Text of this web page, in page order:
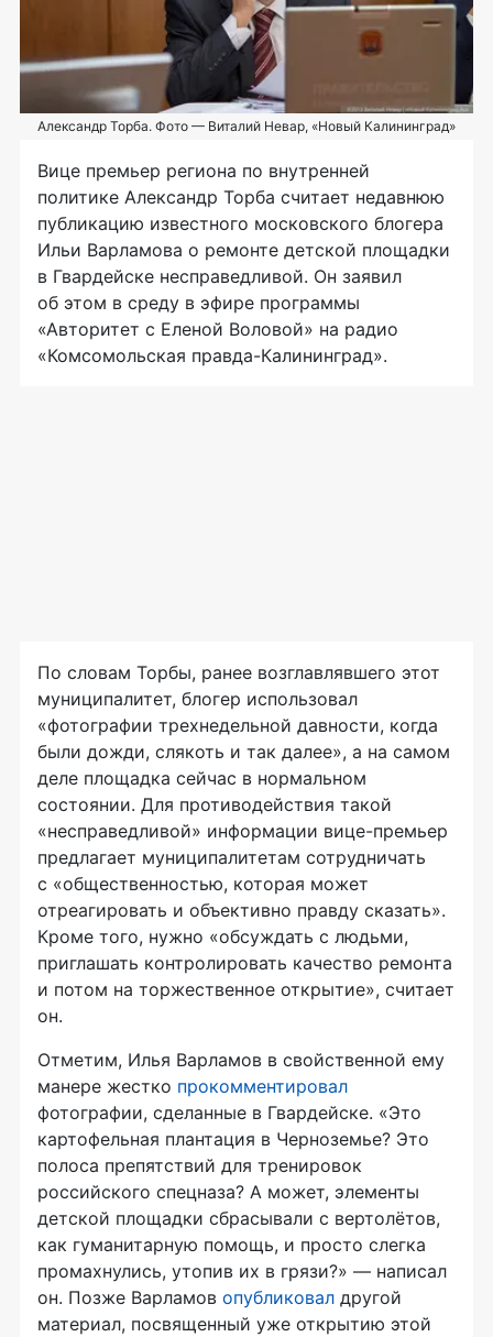
Александр Торба. Фото — Виталий Невар, «Новый Калининград»
Вице премьер региона по внутренней
политике Александр Торба считает недавнюю
публикацию известного московского блогера
Ильи Варламова о ремонте детской площадки
в Гвардейске несправедливой. Он заявил
об этом в среду в эфире программы
«Авторитет с Еленой Воловой» на радио
«Комсомольская правда-Калининград».
По словам Торбы, ранее возглавлявшего этот
муниципалитет, блогер использовал
«фотографии трехнедельной давности, когда
были дожди, слякоть и так далее», а на самом
деле площадка сейчас в нормальном
состоянии. Для противодействия такой
«несправедливой» информации вице-премьер
предлагает муниципалитетам сотрудничать
с «общественностью, которая может
отреагировать и объективно правду сказать».
Кроме того, нужно «обсуждать с людьми,
приглашать контролировать качество ремонта
и потом на торжественное открытие», считает
он.
Отметим, Илья Варламов в свойственной ему
манере жестко прокомментировал
фотографии, сделанные в Гвардейске. «Это
картофельная плантация в Черноземье? Это
полоса препятствий для тренировок
российского спецназа? А может, элементы
детской площадки сбрасывали с вертолётов,
как гуманитарную помощь, и просто слегка
промахнулись, утопив их в грязи?» — написал
он. Позже Варламов опубликовал другой
материал, посвященный уже открытию этой